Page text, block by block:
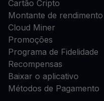
Cartão Cripto
Montante de rendimento
Cloud Miner
Promoções
Programa de Fidelidade
Recompensas
Baixar o aplicativo
Métodos de Pagamento